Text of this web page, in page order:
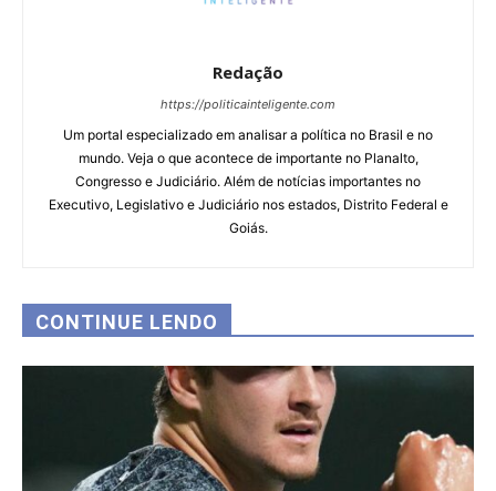
Redação
https://politicainteligente.com
Um portal especializado em analisar a política no Brasil e no
mundo. Veja o que acontece de importante no Planalto,
Congresso e Judiciário. Além de notícias importantes no
Executivo, Legislativo e Judiciário nos estados, Distrito Federal e
Goiás.
CONTINUE LENDO